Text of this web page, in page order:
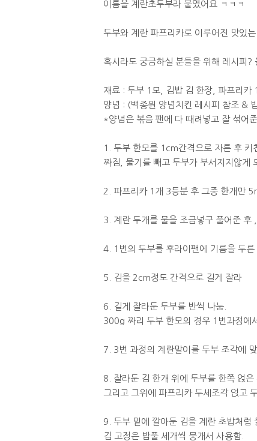
이름을 계란초두부라 붙였어요 ㅋㅋㅋ
두부와 계란 파프리카로 이루어진 맛있
혹시라도 궁금하실 분들을 위해 레시피?
재료 : 두부 1모, 김밥 김 한장, 파프리카
양념 : (백종원 양념치킨 레시피 참조 &
*양념은 볶음 팬에 다 때려넣고 잘 섞어
1. 두부 한모를 1cm간격으로 자른 후 키
짜짐, 물기를 빼고 두부가 부서지지않게
2. 파프리카 1개 3등분 후 그중 한개만
3. 계란 두개를 물을 조금넣구 풀어준 후
4. 1번의 두부를 후라이팬에 기름을 두른
5. 김을 2cm정도 간격으로 길게 잘라
6. 길게 잘라둔 두부를 반씩 나눔.
300g 짜리 두부 한모의 경우 1번과정에
7. 3번 과정의 계란말이를 두부 조각에 맞
8. 잘라둔 김 한개 위에 두부를 한쪽 얹
그리고 그위에 파프리카 두세조각 얹고
9. 두부 밑에 깔아둔 김을 계란 초밥처럼
김 고정은 밥풀 세개씩 뭉개서 사용함.